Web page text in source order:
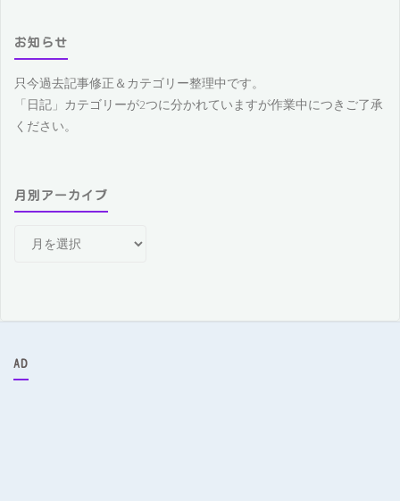
お知らせ
只今過去記事修正＆カテゴリー整理中です。
「日記」カテゴリーが2つに分かれていますが作業中につきご了承
ください。
月別アーカイブ
カ
ブ
AD